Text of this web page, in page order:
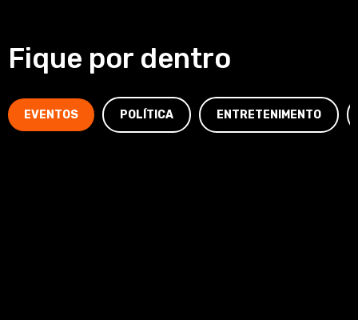
Fique por dentro
EVENTOS POLÍTICA ENTRETENIMENTO